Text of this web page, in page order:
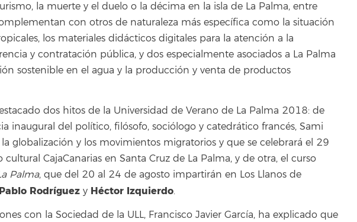
la muerte y el duelo o la décima en la isla de La Palma, entre
con otros de naturaleza más específica como la situación
los materiales didácticos digitales para la atención a la
y contratación pública, y dos especialmente asociados a La Palma
sostenible en el agua y la producción y venta de productos
dos hitos de la Universidad de Verano de La Palma 2018: de
inaugural del político, filósofo, sociólogo y catedrático francés, Sami
la globalización y los movimientos migratorios y que se celebrará el 29
CajaCanarias en Santa Cruz de La Palma, y de otra, el curso
Palma, que del 20 al 24 de agosto impartirán en Los Llanos de
Pablo Rodríguez y Héctor Izquierdo.
con la Sociedad de la ULL, Francisco Javier García, ha explicado que